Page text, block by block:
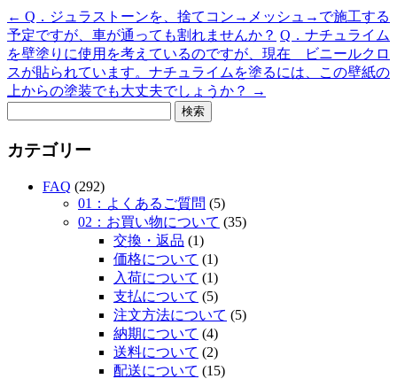
← Q．ジュラストーンを、捨てコン→メッシュ→で施工する
予定ですが、車が通っても割れませんか？ Q．ナチュライム
を壁塗りに使用を考えているのですが、現在 ビニールクロ
スが貼られています。ナチュライムを塗るには、この壁紙の
上からの塗装でも大丈夫でしょうか？
→
カテゴリー
FAQ (292)
01：よくあるご質問 (5)
02：お買い物について (35)
交換・返品 (1)
価格について (1)
入荷について (1)
支払について (5)
注文方法について (5)
納期について (4)
送料について (2)
配送について (15)